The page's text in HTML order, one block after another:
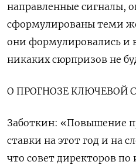
направленные сигналы,
сформулированы теми
они формулировались и
никаких сюрпризов не
О ПРОГНОЗЕ КЛЮЧЕВОЙ
Заботкин: «Повышение
ставки на этот год и на
что совет директоров